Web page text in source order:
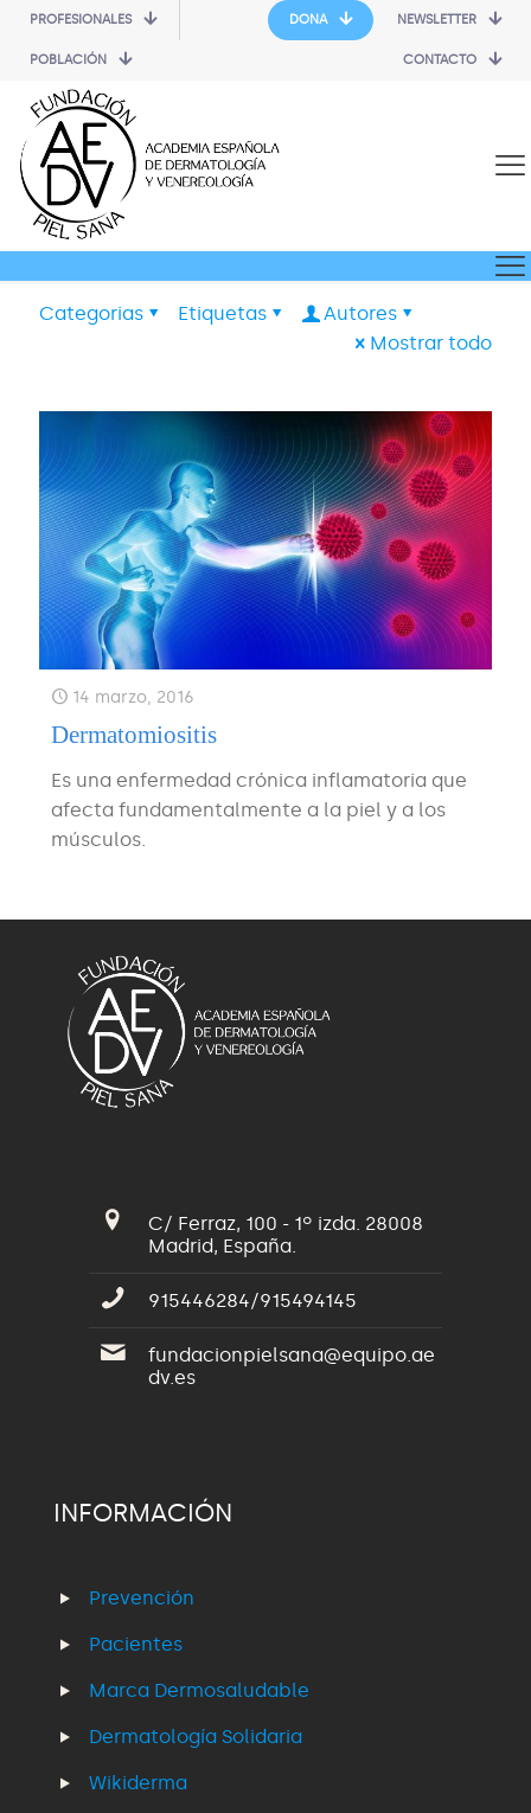
PROFESIONALES
POBLACIÓN
DONA NEWSLETTER
CONTACTO
Categorias Etiquetas
Autores
Mostrar todo
14 marzo, 2016
Dermatomiositis
Es una enfermedad crónica inflamatoria que
afecta fundamentalmente a la piel y a los
músculos.
C/ Ferraz, 100 - 1º izda. 28008
Madrid, España.
915446284/915494145
fundacionpielsana@equipo.ae
dv.es
INFORMACIÓN
Prevención
Pacientes
Marca Dermosaludable
Dermatología Solidaria
Wikiderma